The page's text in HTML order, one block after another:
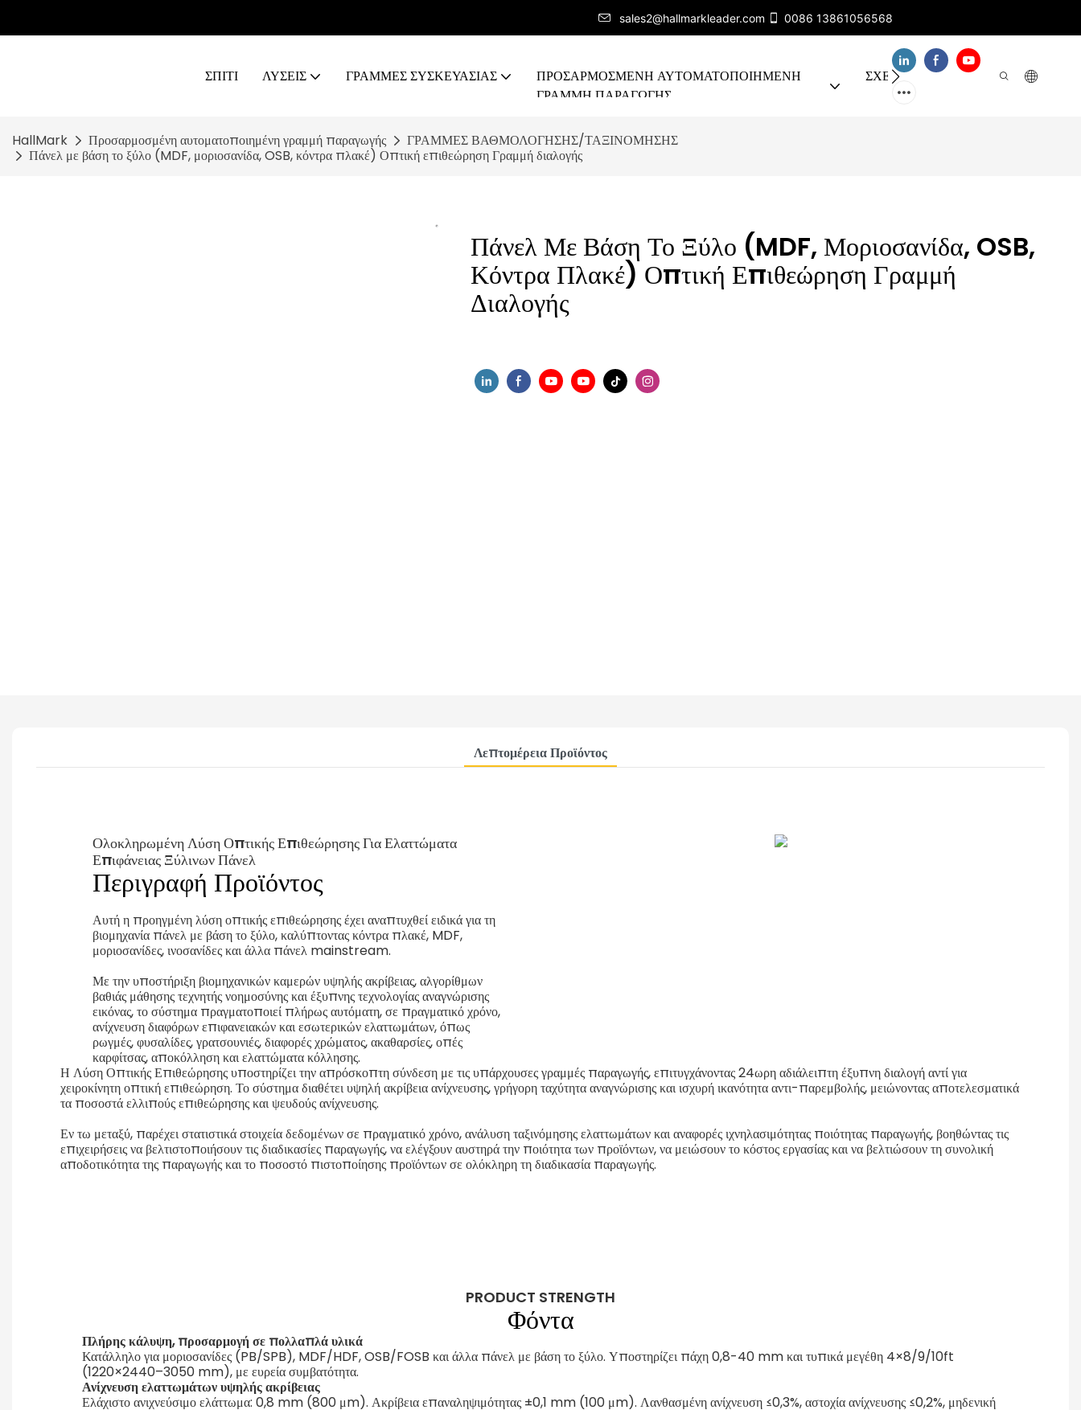
sales2@hallmarkleader.com 0086 13861056568
ΣΠΊΤΙ ΛΥΣΕΙΣ ΓΡΑΜΜΕΣ ΣΥΣΚΕΥΑΣΙΑΣ
ΠΡΟΣΑΡΜΟΣΜΈΝΗ ΑΥΤΟΜΑΤΟΠΟΙΗΜΈΝΗ
ΓΡΑΜΜΉ ΠΑΡΑΓΩΓΉΣ
ΣΧΕΤΙΚΑ ΜΕ ΕΜΑΣ
HallMark Προσαρμοσμένη αυτοματοποιημένη γραμμή παραγωγής
ΓΡΑΜΜΕΣ ΒΑΘΜΟΛΟΓΗΣΗΣ/ΤΑΞΙΝΟΜΗΣΗΣ
Πάνελ με βάση το ξύλο (MDF, μοριοσανίδα, OSB, κόντρα πλακέ) Οπτική επιθεώρηση Γραμμή διαλογής
Πάνελ Με Βάση Το Ξύλο (MDF, Μοριοσανίδα, OSB,
Κόντρα Πλακέ) Οπτική Επιθεώρηση Γραμμή
Διαλογής
Λεπτομέρεια Προϊόντος
Ολοκληρωμένη Λύση Οπτικής Επιθεώρησης Για Ελαττώματα
Επιφάνειας Ξύλινων Πάνελ
Περιγραφή Προϊόντος
Αυτή η προηγμένη λύση οπτικής επιθεώρησης έχει αναπτυχθεί ειδικά για τη
βιομηχανία πάνελ με βάση το ξύλο, καλύπτοντας κόντρα πλακέ, MDF,
μοριοσανίδες, ινοσανίδες και άλλα πάνελ mainstream.
Με την υποστήριξη βιομηχανικών καμερών υψηλής ακρίβειας, αλγορίθμων
βαθιάς μάθησης τεχνητής νοημοσύνης και έξυπνης τεχνολογίας αναγνώρισης
εικόνας, το σύστημα πραγματοποιεί πλήρως αυτόματη, σε πραγματικό χρόνο,
ανίχνευση διαφόρων επιφανειακών και εσωτερικών ελαττωμάτων, όπως
ρωγμές, φυσαλίδες, γρατσουνιές, διαφορές χρώματος, ακαθαρσίες, οπές
καρφίτσας, αποκόλληση και ελαττώματα κόλλησης.
Η Λύση Οπτικής Επιθεώρησης υποστηρίζει την απρόσκοπτη σύνδεση με τις υπάρχουσες γραμμές παραγωγής, επιτυγχάνοντας 24ωρη αδιάλειπτη έξυπνη διαλογή αντί για
χειροκίνητη οπτική επιθεώρηση. Το σύστημα διαθέτει υψηλή ακρίβεια ανίχνευσης, γρήγορη ταχύτητα αναγνώρισης και ισχυρή ικανότητα αντι-παρεμβολής, μειώνοντας αποτελεσματικά
τα ποσοστά ελλιπούς επιθεώρησης και ψευδούς ανίχνευσης.
Εν τω μεταξύ, παρέχει στατιστικά στοιχεία δεδομένων σε πραγματικό χρόνο, ανάλυση ταξινόμησης ελαττωμάτων και αναφορές ιχνηλασιμότητας ποιότητας παραγωγής, βοηθώντας τις
επιχειρήσεις να βελτιστοποιήσουν τις διαδικασίες παραγωγής, να ελέγξουν αυστηρά την ποιότητα των προϊόντων, να μειώσουν το κόστος εργασίας και να βελτιώσουν τη συνολική
αποδοτικότητα της παραγωγής και το ποσοστό πιστοποίησης προϊόντων σε ολόκληρη τη διαδικασία παραγωγής.
PRODUCT STRENGTH
Φόντα
Πλήρης κάλυψη, προσαρμογή σε πολλαπλά υλικά
Κατάλληλο για μοριοσανίδες (PB/SPB), MDF/HDF, OSB/FOSB και άλλα πάνελ με βάση το ξύλο. Υποστηρίζει πάχη 0,8-40 mm και τυπικά μεγέθη 4×8/9/10ft
(1220×2440–3050 mm), με ευρεία συμβατότητα.
Ανίχνευση ελαττωμάτων υψηλής ακρίβειας
Ελάχιστο ανιχνεύσιμο ελάττωμα: 0,8 mm (800 μm). Ακρίβεια επαναληψιμότητας ±0,1 mm (100 μm). Λανθασμένη ανίχνευση ≤0,3%, αστοχία ανίχνευσης ≤0,2%, μηδενική